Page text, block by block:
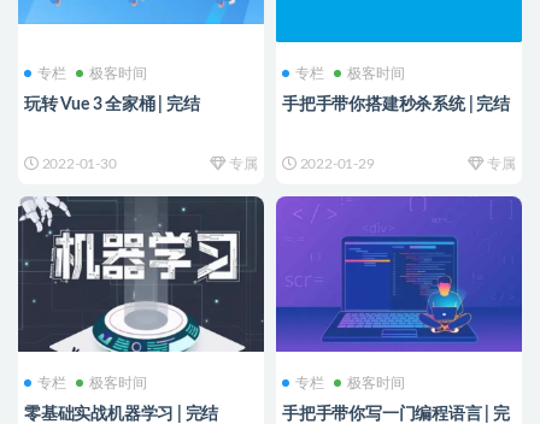
专栏 极客时间
玩转 Vue 3 全家桶 | 完结
2022-01-30 专属
专栏 极客时间
手把手带你搭建秒杀系统 | 完结
2022-01-29 专属
专栏 极客时间
零基础实战机器学习 | 完结
专栏 极客时间
手把手带你写一门编程语言 | 完